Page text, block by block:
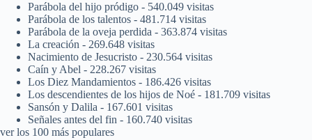
Parábola del hijo pródigo - 540.049 visitas
Parábola de los talentos - 481.714 visitas
Parábola de la oveja perdida - 363.874 visitas
La creación - 269.648 visitas
Nacimiento de Jesucristo - 230.564 visitas
Caín y Abel - 228.267 visitas
Los Diez Mandamientos - 186.426 visitas
Los descendientes de los hijos de Noé - 181.709 visitas
Sansón y Dalila - 167.601 visitas
Señales antes del fin - 160.740 visitas
ver los 100 más populares